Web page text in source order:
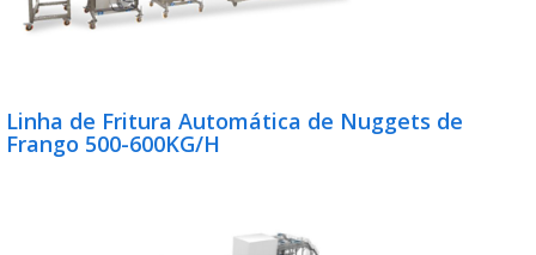
Linha de Fritura Automática de Nuggets de
Frango 500-600KG/H